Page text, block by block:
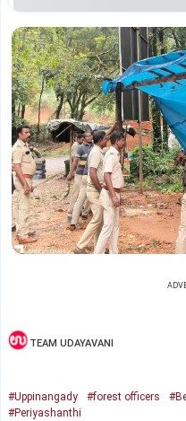
TEAM UDAYAVANI
#Uppinangady #forest officers
#Periyashanthi